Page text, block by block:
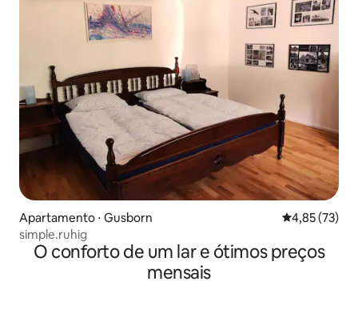
Apartamento ⋅ Gusborn 4,85 de uma
4,85 (73)
simple.ruhig
O conforto de um lar e ótimos preços
mensais